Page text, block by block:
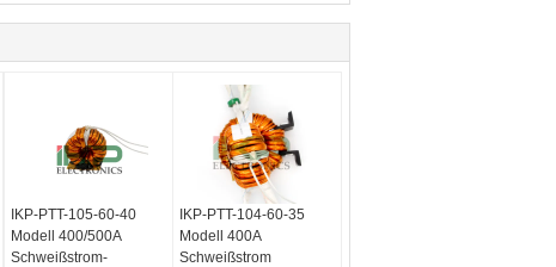
IKP-PTT-105-60-40
Modell 400/500A
Schweißstrom-
IKP-PTT-104-60-35
Modell 400A
Schweißstrom